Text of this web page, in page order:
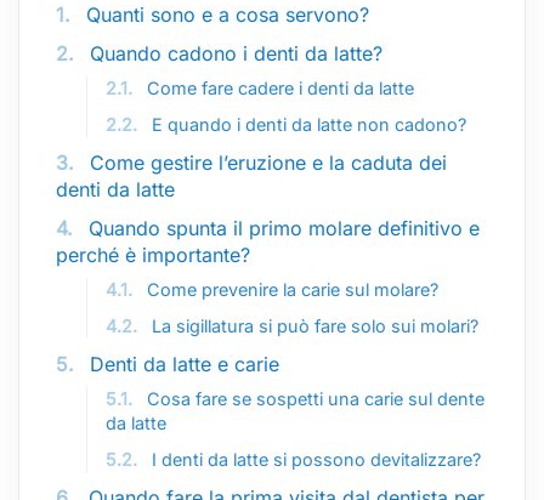
1.
Quanti sono e a cosa servono?
2.
Quando cadono i denti da latte?
2.1.
Come fare cadere i denti da latte
2.2.
E quando i denti da latte non cadono?
3.
Come gestire l’eruzione e la caduta dei
denti da latte
4.
Quando spunta il primo molare definitivo e
perché è importante?
4.1.
Come prevenire la carie sul molare?
4.2.
La sigillatura si può fare solo sui molari?
5. Denti da latte e carie
5.1.
Cosa fare se sospetti una carie sul dente
da latte
5.2.
I denti da latte si possono devitalizzare?